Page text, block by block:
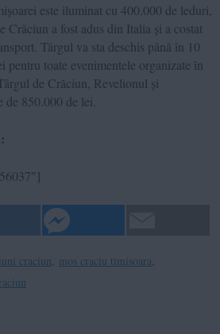
este iluminat cu 400.000 de leduri,
Crăciun a fost adus din Italia și a costat
Târgul va sta deschis până în 10
pentru toate evenimentele organizate în
de Crăciun, Revelionul și
850.000 de lei.
craciun mos craciu timisoara